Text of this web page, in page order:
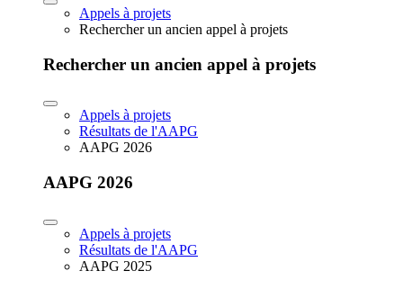
Appels à projets
Rechercher un ancien appel à projets
Rechercher un ancien appel à projets
Appels à projets
Résultats de l'AAPG
AAPG 2026
AAPG 2026
Appels à projets
Résultats de l'AAPG
AAPG 2025